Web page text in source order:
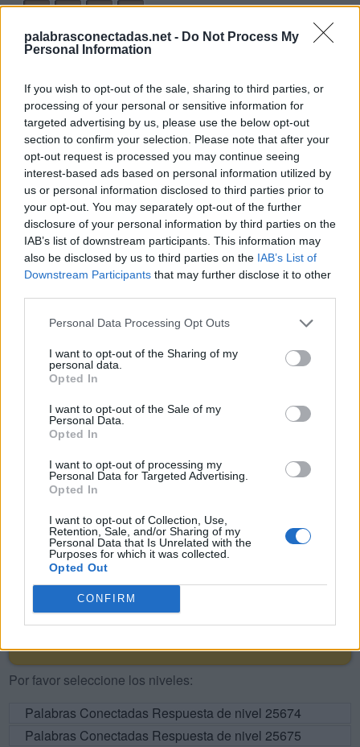
palabrasconectadas.net - Do Not Process My
Personal Information
If you wish to opt-out of the sale, sharing to third parties, or
processing of your personal or sensitive information for
targeted advertising by us, please use the below opt-out
section to confirm your selection. Please note that after your
opt-out request is processed you may continue seeing
interest-based ads based on personal information utilized by
us or personal information disclosed to third parties prior to
your opt-out. You may separately opt-out of the further
disclosure of your personal information by third parties on the
IAB’s list of downstream participants. This information may
also be disclosed by us to third parties on the IAB’s List of
Downstream Participants that may further disclose it to other
Personal Data Processing Opt Outs
I want to opt-out of the Sharing of my
personal data.
Opted In
I want to opt-out of the Sale of my
Personal Data.
Opted In
I want to opt-out of processing my
Personal Data for Targeted Advertising.
Opted In
I want to opt-out of Collection, Use,
Retention, Sale, and/or Sharing of my
Personal Data that Is Unrelated with the
Purposes for which it was collected.
Opted Out
CONFIRM
C
R I
N
C
A R
A
C
A Z A
N
C
I A R
A
R
A N C I
A
C
A Z
A
R
A N
A
Z
N
C
R
I Z
A
N
A Z
I
A
R I
A
Z A
R
R
R C
N C
A Z A
R
A R I
Z
R I C A
BUSCAR MÁS
RESPUESTAS
Por favor seleccione los niveles:
Palabras Conectadas Respuesta de nivel 25674
Palabras Conectadas Respuesta de nivel 25675